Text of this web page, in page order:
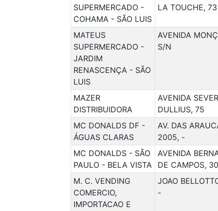
SUPERMERCADO -
COHAMA - SÃO LUIS
LA TOUCHE, 73
MATEUS
SUPERMERCADO -
JARDIM
RENASCENÇA - SÃO
LUIS
AVENIDA
S/N
MAZER
DISTRIBUIDORA
AVENIDA
DULLIUS, 75
MC DONALDS DF -
ÁGUAS CLARAS
AV. DAS
2005, -
MC DONALDS - SÃO
PAULO - BELA VISTA
AVENIDA
DE CAMPOS,
M. C. VENDING
COMERCIO,
IMPORTACAO E
JOAO
-